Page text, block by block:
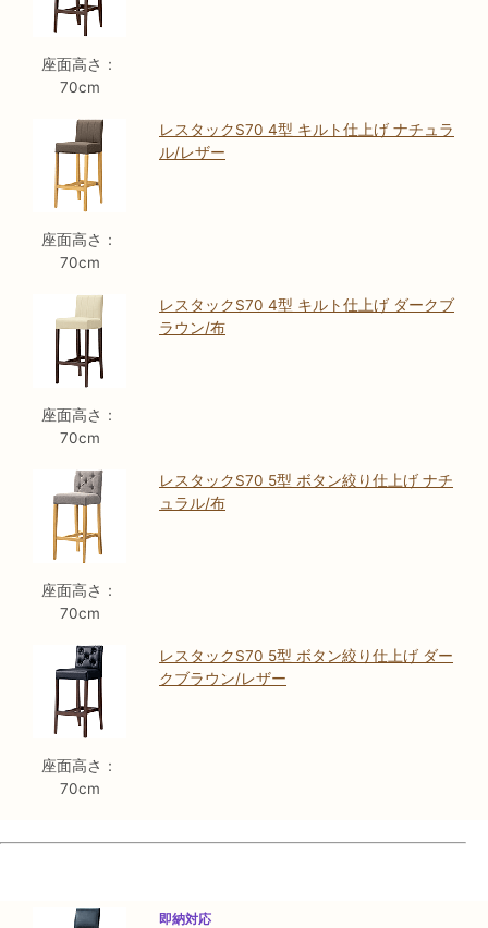
座面高さ：
70cm
座面高さ：
70cm
レスタックS70 4型 キルト仕上げ ナチュラ
ル/レザー
座面高さ：
70cm
レスタックS70 4型 キルト仕上げ ダークブ
ラウン/布
座面高さ：
70cm
レスタックS70 5型 ボタン絞り仕上げ ナチ
ュラル/布
座面高さ：
70cm
レスタックS70 5型 ボタン絞り仕上げ ダー
クブラウン/レザー
即納対応